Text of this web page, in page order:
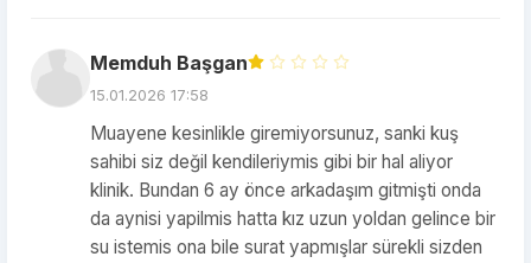
Memduh Başgan
15.01.2026 17:58
Muayene kesinlikle giremiyorsunuz, sanki kuş
sahibi siz değil kendileriymis gibi bir hal aliyor
klinik. Bundan 6 ay önce arkadaşım gitmişti onda
da aynisi yapilmis hatta kız uzun yoldan gelince bir
su istemis ona bile surat yapmışlar sürekli sizden